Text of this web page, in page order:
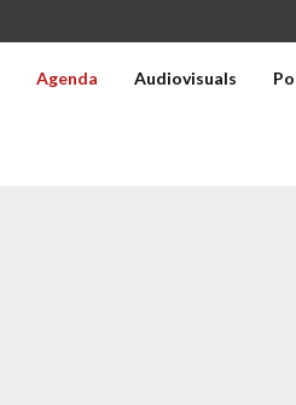
Agenda Audiovisuals